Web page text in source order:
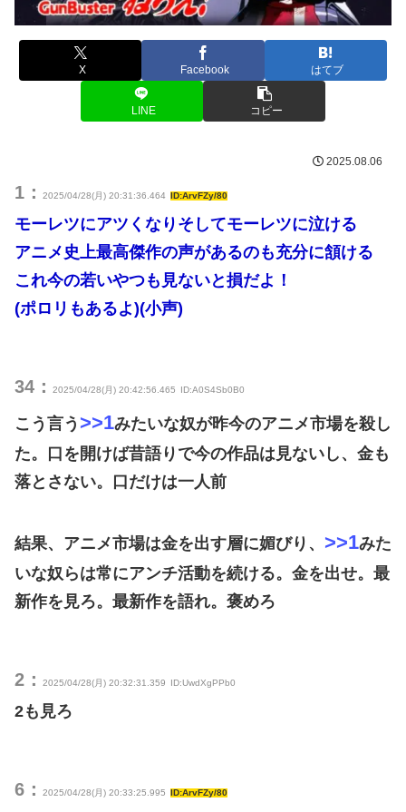
X Facebook はてブ
LINE コピー
2025.08.06
1： 2025/04/28(月) 20:31:36.464 ID:ArvFZy/80
モーレツにアツくなりそしてモーレツに泣ける
アニメ史上最高傑作の声があるのも充分に頷ける
これ今の若いやつも見ないと損だよ！
(ポロリもあるよ)(小声)
34： 2025/04/28(月) 20:42:56.465 ID:A0S4Sb0B0
こう言う >>1みたいな奴が昨今のアニメ市場を殺し
た。口を開けば昔語りで今の作品は見ないし、金も
落とさない。口だけは一人前
結果、アニメ市場は金を出す層に媚びり、 >>1みた
いな奴らは常にアンチ活動を続ける。金を出せ。最
新作を見ろ。最新作を語れ。褒めろ
2： 2025/04/28(月) 20:32:31.359 ID:UwdXgPPb0
2も見ろ
6： 2025/04/28(月) 20:33:25.995 ID:ArvFZy/80